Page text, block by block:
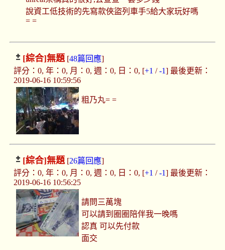
說資工低技術的先寫款俠盜列車手5給大家玩好嗎
= =
[綜合]無題[48篇回應]
評分：0, 年：0, 月：0, 週：0, 日：0, [+1 /-1] 最後更新：
2019-06-16 10:59:56
粗乃丸= =
[綜合]無題[26篇回應]
評分：0, 年：0, 月：0, 週：0, 日：0, [+1 /-1] 最後更新：
2019-06-16 10:56:25
請問三萬塊
可以請到圈圈陪伴我一晚嗎
認真 可以先付款
面交